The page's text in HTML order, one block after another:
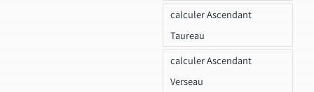
calculer Ascendant
Taureau
calculer Ascendant
Verseau